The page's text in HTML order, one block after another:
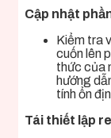
Cập nhật
Kiểm tra
cuốn lên
thức của
hướng
tính ổn
Tái thiết lập